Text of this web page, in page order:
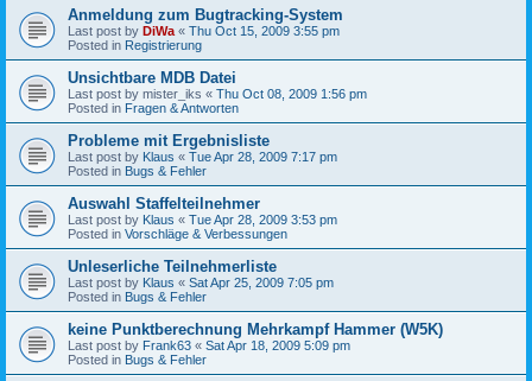
Anmeldung zum Bugtracking-System
Last post by DiWa « Thu Oct 15, 2009 3:55 pm
Posted in Registrierung
Unsichtbare MDB Datei
Last post by mister_iks « Thu Oct 08, 2009 1:56 pm
Posted in Fragen & Antworten
Probleme mit Ergebnisliste
Last post by Klaus « Tue Apr 28, 2009 7:17 pm
Posted in Bugs & Fehler
Auswahl Staffelteilnehmer
Last post by Klaus « Tue Apr 28, 2009 3:53 pm
Posted in Vorschläge & Verbessungen
Unleserliche Teilnehmerliste
Last post by Klaus « Sat Apr 25, 2009 7:05 pm
Posted in Bugs & Fehler
keine Punktberechnung Mehrkampf Hammer (W5K)
Last post by Frank63 « Sat Apr 18, 2009 5:09 pm
Posted in Bugs & Fehler